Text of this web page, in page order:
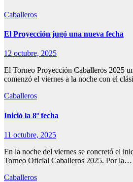
Caballeros
El Proyección jugó una nueva fecha
12 octubre, 2025
El Torneo Proyección Caballeros 2025
comenzó el viernes a la noche con el
Caballeros
Inició la 8º fecha
11 octubre, 2025
En la noche del viernes se concretó el
Torneo Oficial Caballeros 2025. Por la…
Caballeros